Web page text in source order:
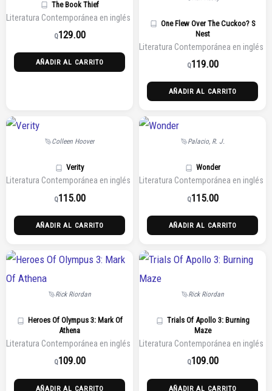
The Book Thief
Literatura Contemporánea en inglés
Q129.00
AÑADIR AL CARRITO
One Flew Over The Cuckoo? S
Nest
Literatura Contemporánea en inglés
Q119.00
AÑADIR AL CARRITO
Colleen Hoover
Verity
Literatura Contemporánea en inglés
Q115.00
AÑADIR AL CARRITO
Palacio, R. J.
Wonder
Literatura Contemporánea en inglés
Q115.00
AÑADIR AL CARRITO
Rick Riordan
Heroes Of Olympus 3: Mark Of
Athena
Literatura Contemporánea en inglés
Q109.00
AÑADIR AL CARRITO
Rick Riordan
Trials Of Apollo 3: Burning
Maze
Literatura Contemporánea en inglés
Q109.00
AÑADIR AL CARRITO